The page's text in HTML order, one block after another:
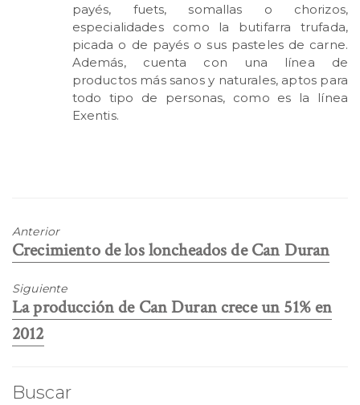
payés, fuets, somallas o chorizos,
especialidades como la butifarra trufada,
picada o de payés o sus pasteles de carne.
Además, cuenta con una línea de
productos más sanos y naturales, aptos para
todo tipo de personas, como es la línea
Exentis.
Anterior
Entrada
anterior:
Crecimiento de los loncheados de Can Duran
Siguiente
Entrada
siguiente:
La producción de Can Duran crece un 51% en
2012
Buscar